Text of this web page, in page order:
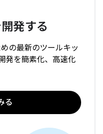
発する
の最新のツールキッ
発を簡素化、高速化
る